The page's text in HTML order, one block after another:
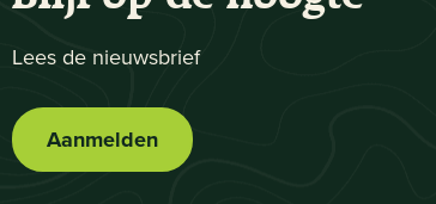
Lees de nieuwsbrief
Aanmelden